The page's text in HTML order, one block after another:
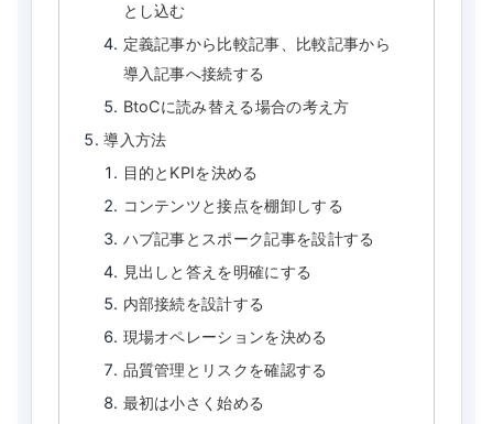
とし込む
定義記事から比較記事、比較記事から
導入記事へ接続する
BtoCに読み替える場合の考え方
導入方法
目的とKPIを決める
コンテンツと接点を棚卸しする
ハブ記事とスポーク記事を設計する
見出しと答えを明確にする
内部接続を設計する
現場オペレーションを決める
品質管理とリスクを確認する
最初は小さく始める